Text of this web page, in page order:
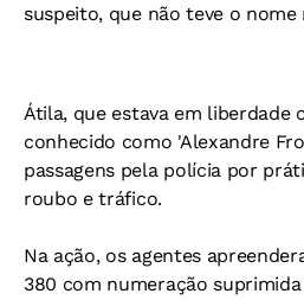
suspeito, que não teve o nome
Átila, que estava em liberdade
conhecido como 'Alexandre
passagens pela polícia por
roubo e tráfico.
Na ação, os agentes
380 com numeração